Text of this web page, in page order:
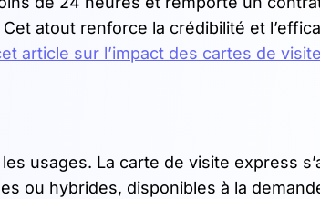
atout renforce la crédibilité et
article sur l’impact des cartes de
usages. La carte de visite express
ou hybrides, disponibles à la